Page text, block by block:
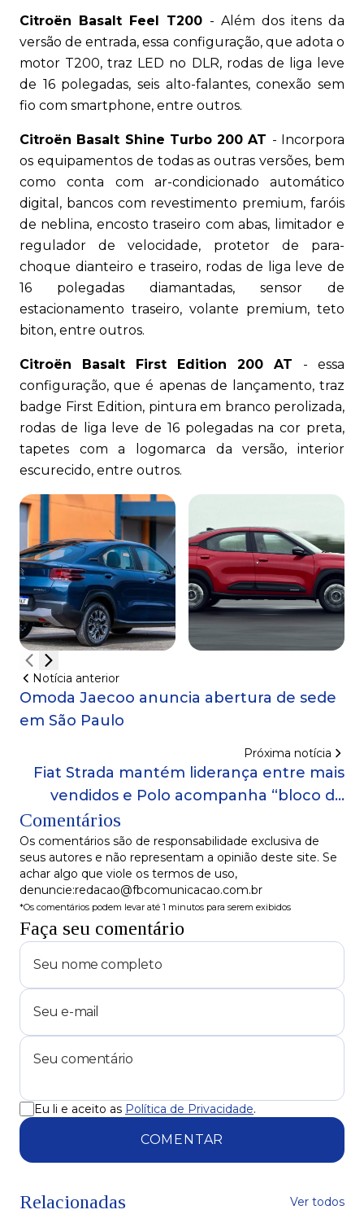
Citroën Basalt Feel T200 - Além dos itens da
versão de entrada, essa configuração, que adota o
motor T200, traz LED no DLR, rodas de liga leve
de 16 polegadas, seis alto-falantes, conexão sem
fio com smartphone, entre outros.
Citroën Basalt Shine Turbo 200 AT - Incorpora
os equipamentos de todas as outras versões, bem
como conta com ar-condicionado automático
digital, bancos com revestimento premium, faróis
de neblina, encosto traseiro com abas, limitador e
regulador de velocidade, protetor de para-
choque dianteiro e traseiro, rodas de liga leve de
16 polegadas diamantadas, sensor de
estacionamento traseiro, volante premium, teto
biton, entre outros.
Citroën Basalt First Edition 200 AT - essa
configuração, que é apenas de lançamento, traz
badge First Edition, pintura em branco perolizada,
rodas de liga leve de 16 polegadas na cor preta,
tapetes com a logomarca da versão, interior
escurecido, entre outros.
Notícia anterior
Omoda Jaecoo anuncia abertura de sede
em São Paulo
Próxima notícia
Fiat Strada mantém liderança entre mais
vendidos e Polo acompanha “bloco de
Comentários
Os comentários são de responsabilidade exclusiva de
seus autores e não representam a opinião deste site. Se
achar algo que viole os termos de uso,
denuncie:redacao@fbcomunicacao.com.br
*Os comentários podem levar até 1 minutos para serem exibidos
Faça seu comentário
Eu li e aceito as Política de Privacidade.
COMENTAR
Relacionadas Ver todos